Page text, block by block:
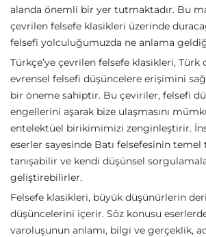
alanda önemli bir yer tutmaktadır. Bu
çevrilen felsefe klasikleri üzerinde
felsefi yolculuğumuzda ne anlama
Türkçe’ye çevrilen felsefe klasikleri, Türk
evrensel felsefi düşüncelere erişimini
bir öneme sahiptir. Bu çeviriler, felsefi
engellerini aşarak bize ulaşmasını
entelektüel birikimimizi zenginleştirir.
eserler sayesinde Batı felsefesinin temel
tanışabilir ve kendi düşünsel
geliştirebilirler.
Felsefe klasikleri, büyük düşünürlerin
düşüncelerini içerir. Söz konusu
varoluşunun anlamı, bilgi ve gerçeklik,